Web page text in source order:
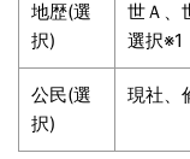
地歴(選
択)
世Ａ、
選択※1
公民(選
択)
現社、